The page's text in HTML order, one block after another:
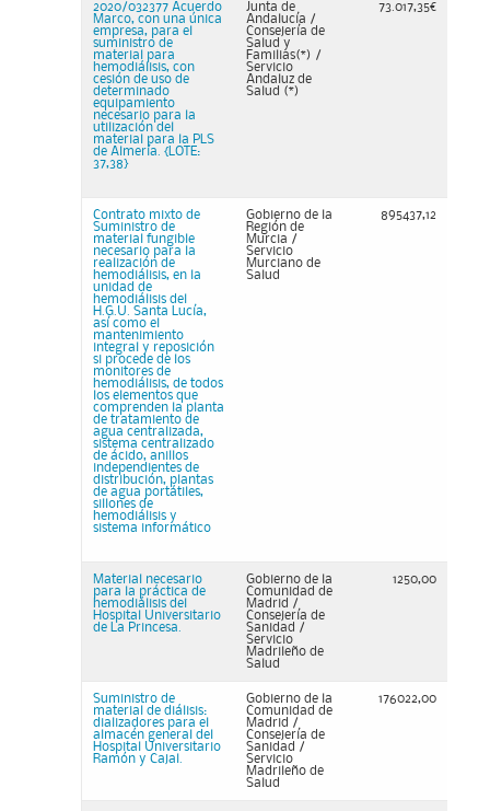
2020/032377 Acuerdo
Marco, con una única
empresa, para el
suministro de
material para
hemodiálisis, con
cesión de uso de
determinado
equipamiento
necesario para la
utilización del
material para la PLS
de Almería. {LOTE:
37,38}
Junta de
Andalucía /
Consejería de
Salud y
Familias(*) /
Servicio
Andaluz de
Salud (*)
73.017,35€
Contrato mixto de
Suministro de
material fungible
necesario para la
realización de
hemodiálisis, en la
unidad de
hemodiálisis del
H.G.U. Santa Lucía,
así como el
mantenimiento
integral y reposición
si procede de los
monitores de
hemodiálisis, de todos
los elementos que
comprenden la planta
de tratamiento de
agua centralizada,
sistema centralizado
de ácido, anillos
independientes de
distribución, plantas
de agua portátiles,
sillones de
hemodiálisis y
sistema informático
Gobierno de la
Región de
Murcia /
Servicio
Murciano de
Salud
895437,12
Material necesario
para la práctica de
hemodiálisis del
Hospital Universitario
de La Princesa.
Gobierno de la
Comunidad de
Madrid /
Consejería de
Sanidad /
Servicio
Madrileño de
Salud
1250,00
Suministro de
material de diálisis:
dializadores para el
almacén general del
Hospital Universitario
Ramón y Cajal.
Gobierno de la
Comunidad de
Madrid /
Consejería de
Sanidad /
Servicio
Madrileño de
Salud
176022,00